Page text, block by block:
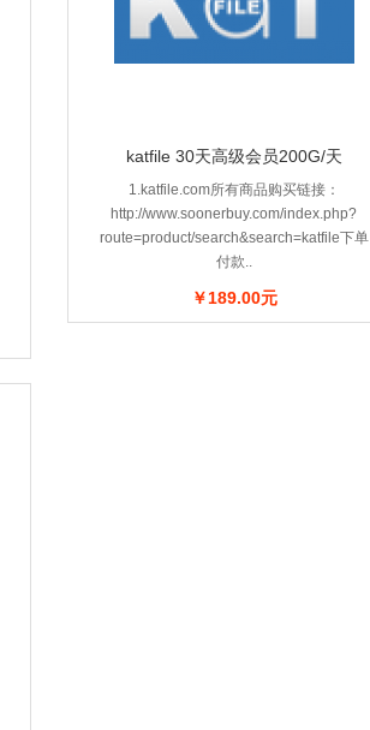
katfile 30天高级会员200G/天
1.katfile.com所有商品购买链接：
http://www.soonerbuy.com/index.php?
route=product/search&search=katfile下单
付款..
￥189.00元